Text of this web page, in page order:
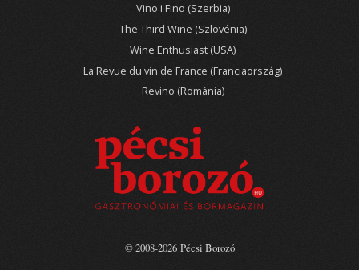
Vino i Fino (Szerbia)
The Third Wine (Szlovénia)
Wine Enthusiast (USA)
La Revue du vin de France (Franciaország)
Revino (Románia)
© 2008-2026 Pécsi Borozó